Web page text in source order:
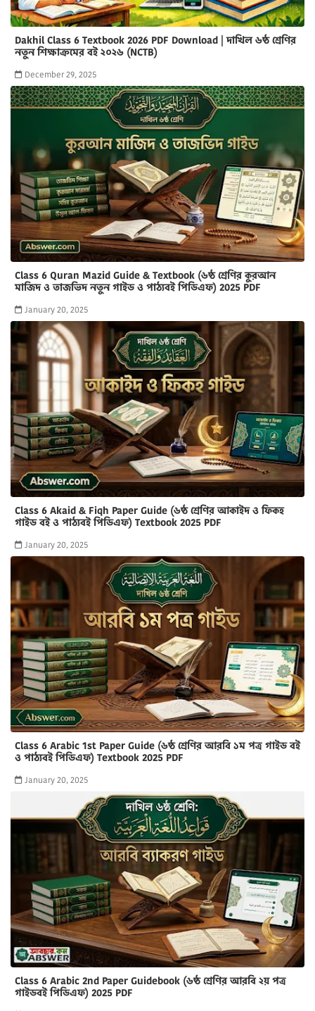
Dakhil Class 6 Textbook 2026 PDF Download | দাখিল ৬ষ্ঠ শ্রেণির
নতুন শিক্ষাক্রমের বই ২০২৬ (NCTB)
December 29, 2025
Class 6 Quran Mazid Guide & Textbook (৬ষ্ঠ শ্রেণির কুরআন
মাজিদ ও তাজভিদ নতুন গাইড ও পাঠ্যবই পিডিএফ) 2025 PDF
January 20, 2025
Class 6 Akaid & Fiqh Paper Guide (৬ষ্ঠ শ্রেণির আকাইদ ও ফিকহ
গাইড বই ও পাঠ্যবই পিডিএফ) Textbook 2025 PDF
January 20, 2025
Class 6 Arabic 1st Paper Guide (৬ষ্ঠ শ্রেণির আরবি ১ম পত্র গাইড বই
ও পাঠ্যবই পিডিএফ) Textbook 2025 PDF
January 20, 2025
Class 6 Arabic 2nd Paper Guidebook (৬ষ্ঠ শ্রেণির আরবি ২য় পত্র
গাইডবই পিডিএফ) 2025 PDF